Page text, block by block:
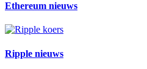
Ethereum nieuws
Ripple nieuws